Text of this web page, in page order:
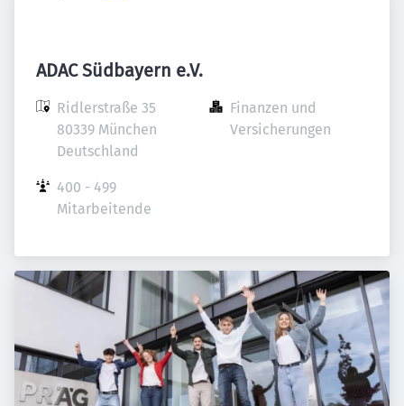
ADAC Südbayern e.V.
Ridlerstraße 35
80339 München
Deutschland
Finanzen und
Versicherungen
400 - 499
Mitarbeitende